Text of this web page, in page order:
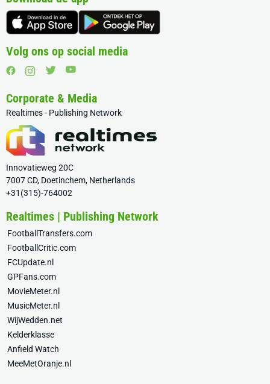
Volg ons op social media
Corporate & Media
Realtimes - Publishing Network
Innovatieweg 20C
7007 CD, Doetinchem, Netherlands
+31(315)-764002
Realtimes | Publishing Network
FootballTransfers.com
FootballCritic.com
FCUpdate.nl
GPFans.com
MovieMeter.nl
MusicMeter.nl
WijWedden.net
Kelderklasse
Anfield Watch
MeeMetOranje.nl